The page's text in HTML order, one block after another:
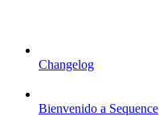
Changelog
Bienvenido a Sequence